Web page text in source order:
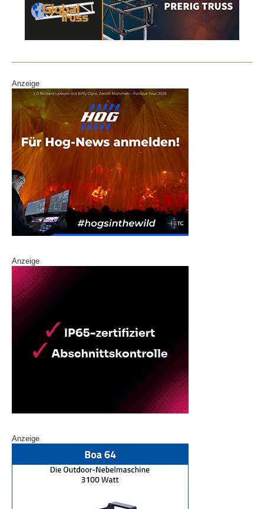
Anzeige
Anzeige
Anzeige